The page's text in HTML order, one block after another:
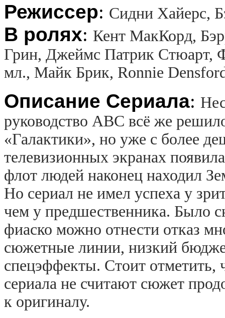
Режиссер: Сидни Хайерс,
В ролях: Кент МакКорд,
Грин, Джеймс Патрик Стюарт,
мл., Майк Брик, Ronnie
Описание Сериала:
руководство ABC всё же
«Галактики», но уже с более
телевизионных экранах
флот людей наконец находил
Но сериал не имел успеха у
чем у предшественника. Было
фиаско можно отнести отказ
сюжетные линии, низкий
спецэффекты. Стоит отметить,
сериала не считают сюжет
к оригиналу.